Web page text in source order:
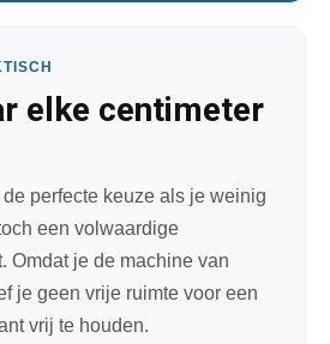
elke centimeter
perfecte keuze als je weinig
een volwaardige
Omdat je de machine van
je geen vrije ruimte voor een
vrij te houden.